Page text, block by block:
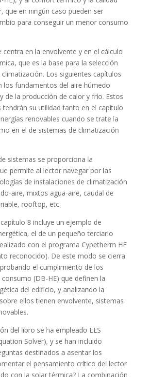
que en ningún caso pueden ser
para conseguir un menor consumo
centra en la envolvente y en el cálculo
que es la base para la selección
Los siguientes capítulos
los fundamentos del aire húmedo
de la producción de calor y frío. Estos
su utilidad tanto en el capítulo
renovables cuando se trate la
en el de sistemas de climatización
sistemas se proporciona la
permite al lector navegar por las
de instalaciones de climatización
aire, mixtos agua-aire, caudal de
rooftop, etc.
8 incluye un ejemplo de
el de un pequeño terciario
con el programa Cypetherm HE
reconocido). De este modo se cierra
el cumplimiento de los
(DB-HE) que definen la
del edificio, y analizando la
ellos tienen envolvente, sistemas
del libro se ha empleado EES
Solver), y se han incluido
destinados a asentar los
el pensamiento crítico del lector
con la solar térmica? La combinación